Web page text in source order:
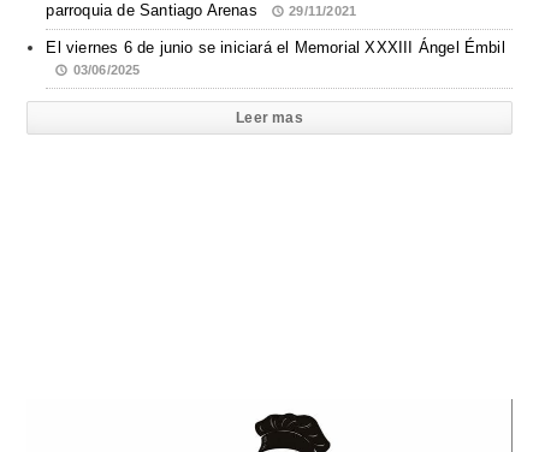
parroquia de Santiago Arenas
29/11/2021
El viernes 6 de junio se iniciará el Memorial XXXIII Ángel Émbil
03/06/2025
Leer mas